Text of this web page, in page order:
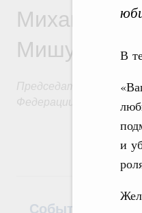
В
и
Михаил
Мишустин
Председатель
Федерации
События